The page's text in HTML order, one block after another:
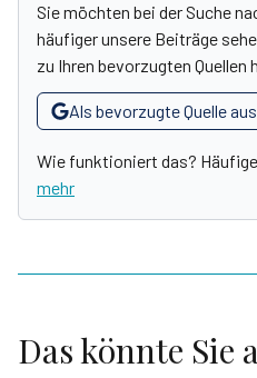
Sie möchten bei der Suche
häufiger unsere Beiträge
zu Ihren bevorzugten Quellen
Als bevorzugte Quelle
Wie funktioniert das?
mehr
Das könnte Sie